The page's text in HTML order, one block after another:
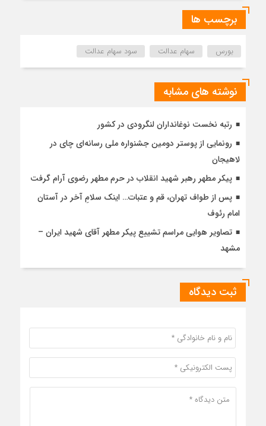
برچسب ها
بورس سهام عدالت سود سهام عدالت
نوشته های مشابه
رتبه نخست نوغانداران لنگرودی در کشور
رونمایی از پوستر دومین جشنواره ملی رسانه‌ای چای در
لاهیجان
پیکر مطهر رهبر شهید انقلاب در حرم مطهر رضوی آرام گرفت
پس از طواف تهران، قم و عتبات… اینک سلامِ آخر در آستان
امام رئوف
تصاویر هوایی مراسم تشییع پیکر مطهر آقای شهید ایران –
مشهد
ثبت دیدگاه